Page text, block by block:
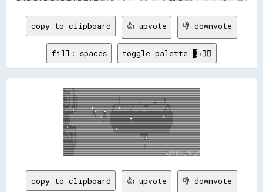
copy to clipboard 👍 upvote 👎 downvote
fill: spaces toggle palette ▓→✊🏽
██▓▓▓▓▓▓▓▓▓▓▓▓████▓▓▓▓▓▓▓▓▓▓▓▓▓▓▓▓▓▓▓▓▓▓▓▓▓▓▓▓▓▓▓▓▓▓▓▓▓▓▓▓▓▓▓▓▓▓▓▓▓▓▓▓▓▓▓▓▓▓▓▓▓▓▓▓▓▓▓▓▓▓▓▓▓▓▓▓▓▓▓▓▓▓▓▓▓▓▓▓▓▓▓▓▓▓▓▓▓▓▓▓▓▓▓▓▓▓▓▓▓▓▓▓▓▓▓▓▓▓▓▓▓▓▓▓▓▓▓▓▓▓▓▓▓▓▓▓▓▓▓▓▓▓▓▓▓▓▓▓▓▓▓▓▓▓▓▓▓▓▓▓▓▓▓▓▓▓▓▓▓▓▓▓▓▓▓▓▓▓▓▓▓▓▓▓▓▓▓▓▓▓▓▓▓▓▓▓▓▓▓▓▓▓▓▓▓▓▓▓▓▓▓▓▓▓
██▓▓▓▓▓▓▓▓▓▓▓▓▓▓██▓▓▓▓▓▓▓▓▓▓▓▓▓▓▓▓▓▓▓▓▓▓▓▓▓▓▓▓▓▓▓▓▓▓▓▓▓▓▓▓▓▓▓▓▓▓▓▓▓▓▓▓▓▓▓▓▓▓▓▓▓▓▓▓▓▓▓▓▓▓▓▓▓▓▓▓▓▓▓▓▓▓▓▓▓▓▓▓▓▓▓▓▓▓▓▓▓▓▓▓▓▓▓▓▓▓▓▓▓▓▓▓▓▓▓▓▓▓▓▓▓▓▓▓▓▓▓▓▓▓▓▓▓▓▓▓▓▓▓▓▓▓▓▓▓▓▓▓▓▓▓▓▓▓▓▓▓▓▓▓▓▓▓▓▓▓▓▓▓▓▓▓▓▓▓▓▓▓▓▓▓▓▓▓▓▓▓▓▓▓▓▓▓▓▓▓▓▓▓▓▓▓▓▓▓▓▓▓▓▓▓▓▓▓
████████████▓▓▓▓▓▓██▓▓▓▓▓▓▓▓▓▓▓▓▓▓▓▓▓▓▓▓▓▓▓▓▓▓▓▓▓▓▓▓▓▓▓▓▓▓▓▓▓▓▓▓▓▓▓▓▓▓▓▓▓▓▓▓▓▓▓▓▓▓▓▓▓▓▓▓▓▓▓▓▓▓▓▓▓▓▓▓▓▓▓▓▓▓▓▓▓▓▓▓▓▓▓▓▓▓▓▓▓▓▓▓▓▓▓▓▓▓▓▓▓▓▓▓▓▓▓▓▓▓▓▓▓▓▓▓▓▓▓▓▓▓▓▓▓▓▓▓▓▓▓▓▓▓▓▓▓▓▓▓▓▓▓▓▓▓▓▓▓▓▓▓▓▓▓▓▓▓▓▓▓▓▓▓▓▓▓▓▓▓▓▓▓▓▓▓▓▓▓▓▓▓▓▓▓▓▓▓▓▓▓▓▓▓▓▓▓▓▓▓
████████████▓▓▓▓██▓▓▓▓▓▓▓▓▓▓▓▓▓▓▓▓▓▓▓▓▓▓▓▓▓▓▓▓▓▓▓▓▓▓▓▓▓▓▓▓▓▓▓▓▓▓▓▓▓▓▓▓▓▓▓▓▓▓▓▓▓▓▓▓▓▓▓▓▓▓▓▓▓▓▓▓▓▓▓▓▓▓▓▓▓▓▓▓▓▓▓▓▓▓▓▓▓▓▓▓▓▓▓▓▓▓▓▓▓▓▓▓▓▓▓▓▓▓▓▓▓▓▓▓▓▓▓▓▓▓▓▓▓▓▓▓▓▓▓▓▓▓▓▓▓▓▓▓▓▓▓▓▓▓▓▓▓▓▓▓▓▓▓▓▓▓▓▓▓▓▓▓▓▓▓▓▓▓▓▓▓▓▓▓▓▓▓▓▓▓▓▓▓▓▓▓▓▓▓▓▓▓▓▓▓▓▓▓▓▓▓▓▓▓
██▓▓▓▓▓▓▓▓██▓▓▓▓██████▓▓▓▓▓▓▓▓▓▓▓▓▓▓▓▓▓▓▓▓▓▓▓▓▓▓▓▓▓▓▓▓▓▓▓▓▓▓▓▓▓▓▓▓▓▓▓▓▓▓▓▓▓▓▓▓▓▓▓▓▓▓▓▓▓▓▓▓▓▓▓▓██▓▓▓▓▓▓▓▓▓▓▓▓▓▓▓▓▓▓▓▓▓▓▓▓▓▓▓▓▓▓▓▓▓▓▓▓▓▓▓▓▓▓▓▓▓▓▓▓▓▓▓▓▓▓▓▓▓▓▓▓▓▓▓▓▓▓▓▓▓▓▓▓▓▓▓▓▓▓▓▓▓▓▓▓▓▓▓▓▓▓▓▓▓▓▓▓▓▓▓▓▓▓▓▓▓▓▓▓▓▓▓▓▓▓▓▓▓▓▓▓▓▓▓▓▓▓▓▓▓▓▓▓▓▓▓▓
██████▓▓▓▓██▓▓▓▓████▓▓██▓▓▓▓▓▓▓▓▓▓▓▓▓▓▓▓▓▓▓▓▓▓▓▓▓▓▓▓▓▓▓▓▓▓▓▓▓▓▓▓▓▓▓▓▓▓▓▓▓▓▓▓▓▓▓▓▓▓▓▓▓▓▓▓▓▓▓▓▓▓▓▓▓▓▓▓▓▓▓▓▓▓▓▓▓▓▓▓▓▓▓▓▓▓▓▓▓▓▓▓▓▓▓▓▓▓▓▓▓▓▓▓▓▓▓▓▓▓▓▓▓▓▓▓▓▓▓▓▓▓▓▓▓▓▓▓▓▓▓▓▓▓▓▓▓▓▓▓▓▓▓▓▓▓▓▓▓▓▓▓▓▓▓▓▓▓▓▓▓▓▓▓▓▓▓▓▓▓▓▓▓▓▓▓▓▓▓▓▓▓▓▓▓▓▓▓▓▓▓▓▓▓▓▓▓▓▓▓
██████▓▓▓▓██▓▓▓▓████▓▓██▓▓▓▓▓▓▓▓▓▓▓▓▓▓▓▓▓▓▓▓▓▓▓▓▓▓▓▓▓▓▓▓▓▓▓▓▓▓▓▓▓▓▓▓▓▓▓▓▓▓▓▓▓▓▓▓▓▓▓▓▓▓▓▓▓▓▓▓▓▓██▓▓▓▓▓▓▓▓▓▓▓▓▓▓▓▓▓▓▓▓▓▓▓▓▓▓▓▓▓▓▓▓▓▓▓▓▓▓▓▓▓▓▓▓▓▓▓▓▓▓▓▓▓▓▓▓▓▓▓▓▓▓▓▓▓▓▓▓▓▓▓▓▓▓▓▓██▓▓▓▓▓▓▓▓▓▓▓▓▓▓▓▓▓▓▓▓▓▓▓▓▓▓▓▓▓▓▓▓▓▓▓▓▓▓▓▓▓▓▓▓▓▓▓▓▓▓▓▓▓▓▓▓▓▓
██████▓▓▓▓██▓▓▓▓████▓▓██▓▓▓▓▓▓▓▓▓▓▓▓▓▓▓▓▓▓▓▓▓▓▓▓▓▓▓▓▓▓▓▓▓▓▓▓▓▓▓▓▓▓▓▓▓▓▓▓▓▓▓▓▓▓▓▓▓▓▓▓▓▓▓▓▓▓▓▓▓▓██▓▓▓▓▓▓▓▓▓▓▓▓▓▓▓▓▓▓▓▓▓▓▓▓▓▓▓▓▓▓▓▓▓▓▓▓▓▓▓▓▓▓▓▓▓▓▓▓▓▓▓▓▓▓▓▓▓▓▓▓██▓▓▓▓▓▓▓▓▓▓▓▓▓▓██▓▓▓▓▓▓▓▓▓▓▓▓▓▓▓▓▓▓▓▓▓▓▓▓▓▓▓▓▓▓▓▓▓▓▓▓▓▓▓▓▓▓▓▓▓▓▓▓▓▓▓▓▓▓▓▓▓▓
██████▓▓████▓▓▓▓████▓▓██▓▓▓▓▓▓▓▓▓▓▓▓▓▓▓▓▓▓▓▓▓▓▓▓▓▓▓▓▓▓▓▓▓▓▓▓▓▓▓▓▓▓▓▓▓▓▓▓▓▓▓▓▓▓▓▓▓▓▓▓▓▓▓▓▓▓▓▓▓▓██▓▓▓▓▓▓▓▓▓▓▓▓▓▓▓▓▓▓▓▓▓▓▓▓▓▓▓▓▓▓▓▓██▓▓▓▓▓▓▓▓▓▓▓▓▓▓▓▓▓▓▓▓▓▓████████▓▓▓▓▓▓██▓▓▓▓██▓▓▓▓▓▓▓▓▓▓▓▓▓▓▓▓▓▓▓▓▓▓▓▓▓▓▓▓▓▓▓▓▓▓▓▓▓▓▓▓▓▓▓▓▓▓▓▓▓▓▓▓▓▓▓▓▓▓
██▓▓▓▓▓▓████▓▓▓▓████▓▓██▓▓▓▓▓▓▓▓▓▓▓▓▓▓▓▓▓▓▓▓▓▓▓▓▓▓▓▓▓▓▓▓▓▓▓▓▓▓▓▓▓▓▓▓▓▓▓▓▓▓▓▓▓▓▓▓▓▓▓▓▓▓██████████████████████████████████████████████████████████████████████████████████████████████▓▓▓▓▓▓▓▓▓▓▓▓▓▓▓▓▓▓▓▓▓▓▓▓▓▓▓▓▓▓▓▓▓▓▓▓▓▓▓▓▓▓▓▓▓▓▓▓▓▓▓▓
██████████▓▓▓▓██████▓▓██▓▓▓▓▓▓▓▓▓▓▓▓▓▓▓▓▓▓▓▓▓▓▓▓▓▓▓▓▓▓▓▓▓▓▓▓▓▓▓▓▓▓▓▓▓▓▓▓▓▓▓▓▓▓▓▓▓▓▓▓████▓▓▓▓▓▓▓▓▓▓▓▓██▓▓▓▓▓▓▓▓▓▓▓▓▓▓██▓▓▓▓▓▓▓▓▓▓▓▓▓▓▓▓▓▓▓▓██████▓▓▓▓▓▓▓▓▓▓▓▓▓▓▓▓▓▓▓▓▓▓▓▓▓▓▓▓▓▓▓▓██████▓▓▓▓▓▓▓▓▓▓▓▓▓▓▓▓▓▓▓▓▓▓▓▓▓▓▓▓▓▓▓▓▓▓▓▓▓▓▓▓▓▓▓▓▓▓▓▓▓▓
██████████▓▓▓▓██████▓▓██▓▓▓▓▓▓▓▓▓▓▓▓▓▓▓▓▓▓▓▓▓▓▓▓  ▓▓▓▓▓▓▓▓▓▓▓▓▓▓▓▓▓▓▓▓▓▓▓▓▓▓▓▓▓▓▓▓▓▓██▓▓▓▓▓▓▓▓░░▓▓▓▓▓▓▓▓▓▓▓▓▓▓▓▓▓▓▓▓▓▓▓▓▓▓▓▓▓▓▓▓▓▓▓▓▓▓▓▓▓▓▓▓▓▓▓▓▓▓▓▓▓▓▓▓▓▓▓▓▓▓▓▓▓▓▓▓▓▓▓▓██░░██▓▓▓▓▓▓██▓▓▓▓▓▓▓▓▓▓▓▓▓▓▓▓▓▓▓▓▓▓▓▓▓▓▓▓▓▓▓▓▓▓▓▓▓▓▓▓▓▓▓▓▓▓▓▓▓▓
██▓▓▓▓▓▓▓▓▓▓▓▓██░░████▓▓▓▓▓▓▓▓▓▓▓▓▓▓▓▓▓▓▓▓▓▓▓▓▓▓▓▓██▓▓▓▓▓▓▓▓▓▓▓▓▓▓▓▓▓▓▓▓▓▓▓▓▓▓▓▓▓▓████▓▓▓▓▓▓▓▓▓▓▓▓▓▓▓▓▓▓▓▓▓▓▓▓▓▓▓▓██▓▓▓▓▓▓▓▓▓▓▓▓▓▓▓▓▓▓▓▓▓▓▓▓▓▓▓▓▓▓▓▓▓▓▓▓▓▓▓▓▓▓▓▓▓▓▓▓▓▓▓▓▓▓██████▓▓▓▓████▓▓▓▓▓▓▓▓▓▓▓▓▓▓▓▓▓▓▓▓▓▓▓▓▓▓▓▓▓▓▓▓▓▓▓▓▓▓▓▓▓▓▓▓▓▓▓▓
██████████████████████▓▓▓▓▓▓▓▓▓▓▓▓▓▓▓▓▓▓▓▓▓▓▓▓▓▓████▓▓░░▓▓▓▓▓▓▓▓▓▓▓▓██  ▓▓▓▓▓▓▓▓▓▓████████████████████████████████████████▓▓▓▓██████████▓▓▓▓██████████████████████████▓▓████████████████▓▓▓▓▓▓▓▓▓▓▓▓▓▓▓▓▓▓▓▓▓▓▓▓▓▓▓▓▓▓▓▓▓▓▓▓▓▓▓▓▓▓▓▓▓▓▓▓
████████████████▓▓▓▓▓▓▓▓▓▓▓▓▓▓▓▓▓▓▓▓▓▓▓▓▓▓▓▓▓▓▓▓▓▓████▓▓▓▓▓▓▓▓▓▓▓▓▓▓████▓▓▓▓▓▓▓▓██████████████████████████████████████████████████████████████████████████████████████████████████████████▓▓▓▓▓▓▓▓▓▓▓▓▓▓▓▓▓▓▓▓▓▓▓▓▓▓▓▓▓▓▓▓▓▓▓▓▓▓▓▓▓▓▓▓▓▓
██████████▓▓▓▓▓▓▓▓▓▓▓▓▓▓▓▓▓▓▓▓▓▓▓▓▓▓▓▓▓▓▓▓▓▓▓▓▓▓██▓▓████▓▓▓▓▓▓▓▓▓▓██▓▓██▓▓▓▓▓▓▓▓██████████████████████████████████████████████████████████████████████████████████████████████████████████▓▓▓▓▓▓▓▓▓▓▓▓▓▓▓▓▓▓▓▓▓▓▓▓▓▓▓▓▓▓▓▓▓▓▓▓▓▓▓▓▓▓▓▓▓▓
████████████▓▓▓▓▓▓▓▓▓▓▓▓▓▓▓▓▓▓▓▓▓▓▓▓▓▓▓▓▓▓▓▓▓▓▓▓▓▓▓▓▓▓██▓▓▓▓▓▓▓▓░░████████▓▓▓▓▓▓██████████████████████████████████████████████████████████████████████████████████████████░░██████████████▓▓▓▓▓▓▓▓▓▓▓▓▓▓▓▓▓▓▓▓▓▓▓▓▓▓▓▓▓▓▓▓▓▓▓▓▓▓▓▓▓▓▓▓▓▓
██████████▓▓▓▓▓▓▓▓▓▓▓▓▓▓▓▓▓▓▓▓▓▓▓▓▓▓▓▓▓▓▓▓▓▓▓▓▓▓▓▓▓▓▓▓▓▓▓▓▓▓▓▓▓▓▓▓▓▓▓▓▓▓▓▓▓▓▓▓▓▓██████████████████████████████████  ▓▓████████████████████████████████████████████████████████████████████▓▓▓▓▓▓▓▓▓▓▓▓▓▓▓▓▓▓▓▓▓▓▓▓▓▓▓▓▓▓▓▓▓▓▓▓▓▓▓▓▓▓▓▓▓▓
████████████▓▓▓▓▓▓▓▓▓▓▓▓▓▓▓▓▓▓▓▓▓▓▓▓▓▓▓▓▓▓▓▓▓▓▓▓▓▓▓▓▓▓▓▓▓▓▓▓▓▓▓▓▓▓▓▓▓▓▓▓▓▓▓▓▓▓▓▓██████████████████████████████████▓▓██████████████████████████████████████████████████████████████████████▓▓▓▓▓▓▓▓▓▓▓▓▓▓▓▓▓▓▓▓▓▓▓▓▓▓▓▓▓▓▓▓▓▓▓▓▓▓▓▓▓▓▓▓▓▓
████████████▓▓▓▓▓▓▓▓▓▓▓▓▓▓▓▓▓▓▓▓▓▓▓▓▓▓▓▓▓▓▓▓▓▓▓▓▓▓▓▓▓▓▓▓▓▓▓▓▓▓▓▓▓▓▓▓██▓▓▓▓▓▓▓▓▓▓████████████████████████████████████▓▓████████████████████████████████████████████████████████████████████▓▓▓▓▓▓▓▓▓▓▓▓▓▓▓▓▓▓▓▓▓▓▓▓▓▓▓▓▓▓▓▓▓▓▓▓▓▓▓▓▓▓▓▓▓▓
██████████▓▓▓▓▓▓▓▓▓▓▓▓▓▓▓▓▓▓▓▓▓▓▓▓▓▓▓▓▓▓▓▓▓▓▓▓▓▓▓▓▓▓▓▓▓▓▓▓▓▓▓▓▓▓▓▓▓▓▓▓▓▓▓▓▓▓▓▓▓▓██████████████████████████████████████████████████████████████████████████████████████████████████████████▓▓▓▓▓▓▓▓▓▓▓▓▓▓▓▓▓▓▓▓▓▓▓▓▓▓▓▓▓▓▓▓▓▓▓▓▓▓▓▓▓▓▓▓▓▓
██████████████▓▓▓▓▓▓▓▓▓▓▓▓▓▓▓▓▓▓▓▓▓▓▓▓▓▓▓▓▓▓▓▓▓▓▓▓▓▓▓▓▓▓▓▓▓▓▓▓▓▓▓▓▓▓▓▓▓▓▓▓▓▓▓▓▓▓▓▓██████████████████████████████████████████████████████████████████████████████████████████████████████▓▓▓▓▓▓▓▓▓▓▓▓▓▓▓▓▓▓▓▓▓▓▓▓▓▓▓▓▓▓▓▓▓▓▓▓▓▓▓▓▓▓▓▓▓▓▓▓
██████░░██████████████▓▓▓▓▓▓▓▓▓▓▓▓▓▓▓▓▓▓▓▓▓▓▓▓▓▓▓▓▓▓▓▓▓▓▓▓▓▓▓▓▓▓▓▓▓▓▓▓▓▓▓▓▓▓▓▓▓▓▓▓██████████████████████████████████████████████████████████████████████████████████████████████████████▓▓▓▓▓▓▓▓▓▓▓▓▓▓▓▓▓▓▓▓▓▓▓▓▓▓▓▓▓▓▓▓▓▓▓▓▓▓▓▓▓▓▓▓▓▓▓▓
██████████████████████▓▓▓▓▓▓▓▓▓▓▓▓▓▓▓▓▓▓▓▓▓▓▓▓▓▓▓▓▓▓▓▓▓▓▓▓▓▓▓▓▓▓▓▓▓▓▓▓▓▓▓▓▓▓▓▓▓▓▓▓▓▓██████░░██████████████████████████████████████████████████████████████████████████████████████████▓▓▓▓▓▓▓▓▓▓▓▓▓▓▓▓▓▓▓▓▓▓▓▓▓▓▓▓▓▓▓▓▓▓▓▓▓▓▓▓▓▓▓▓▓▓▓▓▓▓
████▓▓▓▓▓▓▓▓▓▓▓▓▓▓▓▓██▓▓▓▓▓▓▓▓▓▓▓▓▓▓▓▓▓▓▓▓▓▓▓▓▓▓▓▓▓▓▓▓▓▓▓▓▓▓▓▓▓▓▓▓▓▓▓▓▓▓▓▓▓▓▓▓▓▓▓▓▓▓██████████████████████████████████████████████████████████████████████████████████████████████████▓▓▓▓▓▓▓▓▓▓▓▓▓▓▓▓▓▓▓▓▓▓▓▓▓▓▓▓▓▓▓▓▓▓▓▓▓▓▓▓▓▓▓▓▓▓▓▓▓▓
████▓▓▓▓▓▓██████▓▓████▓▓▓▓▓▓▓▓▓▓▓▓▓▓▓▓▓▓▓▓▓▓▓▓▓▓▓▓▓▓▓▓▓▓▓▓▓▓▓▓▓▓▓▓▓▓▓▓▓▓▓▓▓▓▓▓▓▓▓▓▓▓▓▓██████████████████████████████████████████████████████████████████████████████████████████████▓▓▓▓▓▓▓▓▓▓▓▓▓▓▓▓▓▓▓▓▓▓▓▓▓▓▓▓▓▓▓▓▓▓▓▓▓▓▓▓▓▓▓▓▓▓▓▓▓▓▓▓
████████▓▓██████▓▓████▓▓▓▓▓▓▓▓▓▓▓▓▓▓▓▓▓▓▓▓▓▓▓▓▓▓▓▓▓▓▓▓▓▓▓▓▓▓▓▓▓▓▓▓▓▓▓▓▓▓▓▓▓▓▓▓▓▓▓▓▓▓▓▓▓▓▓▓▓▓▓▓▓▓▓▓▓▓▓▓▓▓▓▓▓▓▓▓▓▓▓▓▓▓▓▓▓▓▓▓▓▓▓▓▓▓▓▓██████████████▓▓▓▓▓▓▓▓▓▓▓▓▓▓▓▓▓▓▓▓▓▓▓▓▓▓▓▓▓▓▓▓▓▓▓▓▓▓▓▓▓▓▓▓▓▓▓▓▓▓▓▓▓▓▓▓▓▓▓▓▓▓▓▓▓▓▓▓▓▓▓▓▓▓▓▓▓▓▓▓▓▓▓▓▓▓▓▓
██▓▓████▓▓▓▓████▓▓████▓▓▓▓▓▓▓▓▓▓▓▓▓▓▓▓▓▓▓▓▓▓▓▓▓▓▓▓▓▓▓▓▓▓▓▓▓▓▓▓▓▓▓▓▓▓▓▓▓▓▓▓▓▓▓▓▓▓▓▓▓▓▓▓▓▓▓▓▓▓▓▓▓▓▓▓▓▓▓▓▓▓▓▓▓▓▓▓▓▓▓▓▓▓▓▓▓▓▓▓▓▓▓▓▓▓▓▓▓▓████████████▓▓▓▓▓▓▓▓▓▓▓▓▓▓▓▓▓▓▓▓▓▓▓▓▓▓▓▓▓▓▓▓▓▓▓▓▓▓▓▓▓▓▓▓▓▓▓▓▓▓▓▓▓▓▓▓▓▓▓▓▓▓▓▓▓▓▓▓▓▓▓▓▓▓▓▓▓▓▓▓▓▓▓▓▓▓▓▓
██▓▓██████▓▓████▓▓▓▓██▓▓▓▓▓▓▓▓▓▓▓▓▓▓▓▓▓▓▓▓▓▓▓▓▓▓▓▓▓▓▓▓▓▓▓▓▓▓▓▓▓▓▓▓▓▓▓▓▓▓▓▓▓▓▓▓▓▓▓▓▓▓▓▓▓▓▓▓▓▓▓▓▓▓▓▓▓▓▓▓▓▓▓▓▓▓▓▓▓▓▓▓▓▓▓▓▓▓▓▓▓▓▓▓▓▓▓▓▓▓▓▓▓▓▓▓██░░██▓▓▓▓▓▓▓▓▓▓▓▓▓▓▓▓▓▓▓▓▓▓▓▓▓▓▓▓▓▓▓▓▓▓▓▓▓▓▓▓▓▓▓▓▓▓▓▓▓▓▓▓▓▓▓▓▓▓▓▓▓▓▓▓▓▓▓▓▓▓▓▓▓▓▓▓▓▓▓▓▓▓▓▓▓▓▓▓
██▓▓▓▓▓▓▓▓▓▓▓▓▓▓▓▓▓▓██▓▓▓▓▓▓▓▓▓▓▓▓▓▓▓▓▓▓▓▓▓▓▓▓▓▓▓▓▓▓▓▓▓▓▓▓▓▓▓▓▓▓▓▓▓▓▓▓▓▓▓▓▓▓▓▓▓▓▓▓▓▓▓▓▓▓▓▓▓▓▓▓▓▓▓▓▓▓▓▓▓▓▓▓▓▓▓▓▓▓▓▓▓▓▓▓▓▓▓▓▓▓▓▓▓▓▓▓▓▓▓▓▓▓▓▓████▓▓▓▓▓▓▓▓▓▓▓▓▓▓▓▓▓▓▓▓▓▓▓▓▓▓▓▓▓▓▓▓▓▓▓▓▓▓▓▓▓▓▓▓▓▓▓▓▓▓▓▓▓▓▓▓▓▓▓▓▓▓▓▓▓▓▓▓▓▓▓▓▓▓▓▓▓▓▓▓▓▓▓▓▓▓▓▓▓▓
████████████████▓▓▓▓██▓▓▓▓▓▓▓▓▓▓▓▓▓▓▓▓▓▓▓▓▓▓▓▓▓▓▓▓▓▓▓▓▓▓▓▓▓▓▓▓▓▓▓▓▓▓▓▓▓▓▓▓▓▓▓▓▓▓▓▓▓▓▓▓▓▓▓▓▓▓▓▓▓▓▓▓▓▓▓▓▓▓▓▓▓▓▓▓▓▓▓▓▓▓▓▓▓▓▓▓▓▓▓▓▓▓▓▓▓▓▓▓▓▓▓▓▓▓▓▓▓▓▓▓▓▓▓▓▓▓▓▓▓▓▓▓▓▓▓▓▓▓▓▓▓▓▓▓▓▓▓▓▓▓▓▓▓▓▓▓▓▓▓▓▓▓▓▓▓▓▓▓▓▓▓▓▓▓▓▓▓▓▓▓▓▓▓▓▓▓▓▓▓▓▓▓▓▓▓▓▓▓▓▓▓▓▓▓▓▓
██████████████████████▓▓▓▓▓▓▓▓▓▓▓▓▓▓▓▓▓▓▓▓▓▓▓▓▓▓▓▓▓▓▓▓▓▓▓▓▓▓▓▓▓▓▓▓▓▓▓▓▓▓▓▓▓▓▓▓▓▓▓▓▓▓▓▓▓▓▓▓▓▓▓▓▓▓▓▓▓▓▓▓▓▓▓▓▓▓▓▓▓▓▓▓▓▓▓▓▓▓▓▓▓▓▓▓▓▓▓▓▓▓▓▓▓▓▓▓██▓▓▓▓▓▓▓▓▓▓▓▓▓▓▓▓▓▓▓▓▓▓▓▓▓▓▓▓▓▓▓▓▓▓▓▓▓▓▓▓▓▓▓▓▓▓▓▓▓▓▓▓▓▓▓▓▓▓▓▓▓▓▓▓▓▓▓▓▓▓▓▓▓▓▓▓▓▓▓▓▓▓▓▓▓▓▓▓▓▓▓▓
████████████████████▓▓▓▓▓▓▓▓▓▓▓▓▓▓▓▓▓▓▓▓▓▓▓▓▓▓▓▓▓▓▓▓▓▓▓▓▓▓▓▓▓▓▓▓▓▓▓▓▓▓▓▓▓▓▓▓▓▓▓▓▓▓▓▓▓▓▓▓▓▓▓▓▓▓▓▓▓▓▓▓▓▓▓▓▓▓▓▓▓▓▓▓▓▓▓▓▓▓▓▓▓▓▓▓▓▓▓▓▓▓▓▓▓▓▓▓▓▓██▓▓▓▓▓▓▓▓▓▓▓▓▓▓▓▓▓▓▓▓▓▓▓▓▓▓▓▓▓▓▓▓▓▓▓▓▓▓▓▓▓▓▓▓▓▓▓▓▓▓▓▓▓▓▓▓▓▓▓▓▓▓▓▓▓▓▓▓▓▓▓▓▓▓▓▓▓▓▓▓▓▓▓▓▓▓▓▓▓▓▓▓
██████████████████▓▓▓▓▓▓▓▓▓▓▓▓▓▓▓▓▓▓▓▓▓▓▓▓▓▓▓▓▓▓▓▓▓▓▓▓▓▓▓▓▓▓▓▓▓▓▓▓▓▓▓▓▓▓▓▓▓▓▓▓▓▓▓▓▓▓▓▓▓▓▓▓▓▓▓▓▓▓▓▓▓▓▓▓▓▓▓▓▓▓▓▓▓▓▓▓▓▓▓▓▓▓▓▓▓▓▓▓▓▓▓▓▓▓▓▓▓▓▓▓▓▓▓▓▓▓▓▓▓▓▓▓▓▓▓▓▓▓▓▓▓▓▓▓▓▓▓▓▓▓▓▓▓▓▓▓▓▓██▓▓▒▒▓▓▒▒▓▓▒▒▓▓▒▒▒▒▓▓▒▒▓▓▓▓▓▓▓▓▓▓▒▒▒▒▓▓▒▒▓▓▒▒▓▓██▒▒▓▓▒▒
██████████████████▓▓▓▓▓▓▓▓▓▓▓▓▓▓▓▓▓▓▓▓▓▓▓▓▓▓▓▓▓▓▓▓▓▓▓▓▓▓▓▓▓▓▓▓▓▓▓▓▓▓▓▓▓▓▓▓▓▓▓▓▓▓▓▓▓▓▓▓▓▓▓▓▓▓▓▓▓▓▓▓▓▓▓▓▓▓▓▓▓▓▓▓▓▓▓▓▓▓▓▓▓▓▓▓▓▓▓▓▓▓▓▓▓▓▓▓▓▓▓▓▓▓▓▓▓▓▓▓▓▓▓▓▓▓▓▓▓▓▓▓▓▓▓▓▓▓▓▓▓▓▓▓▓▓▓▓▒▒▒▒▓▓▒▒▒▒▓▓▒▒▓▓▓▓▒▒▒▒▓▓▒▒▓▓▒▒▓▓▓▓▓▓▓▓▓▓▒▒▒▒▓▓▓▓▓▓▒▒▓▓▒▒▓▓
copy to clipboard 👍 upvote 👎 downvote